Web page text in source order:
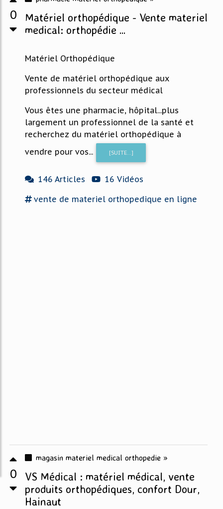
0
Matériel orthopédique - Vente materiel
medical: orthopédie ...
Matériel Orthopédique
Vente de matériel orthopédique aux
professionnels du secteur médical
Vous êtes une pharmacie, hôpital...plus
largement un professionnel de la santé et
recherchez du matériel orthopédique à
vendre pour vos...
[SUITE...]
146 Articles
16 Vidéos
vente de materiel orthopedique en ligne
0
magasin materiel medical orthopedie »
VS Médical : matériel médical, vente
produits orthopédiques, confort Dour,
Hainaut